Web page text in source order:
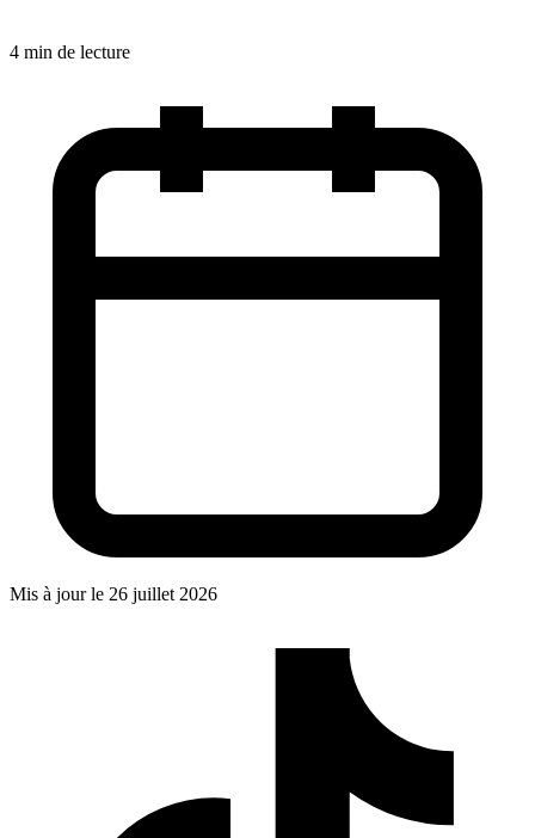
4 min de lecture
Mis à jour le 26 juillet 2026